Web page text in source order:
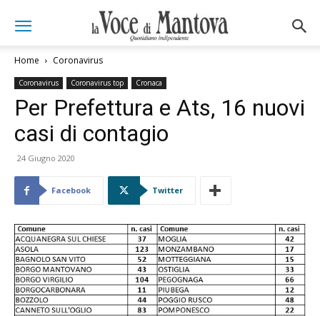
Home Coronavirus
Coronavirus Coronavirus top Cronaca
Per Prefettura e Ats, 16 nuovi
casi di contagio
24 Giugno 2020
Facebook Twitter